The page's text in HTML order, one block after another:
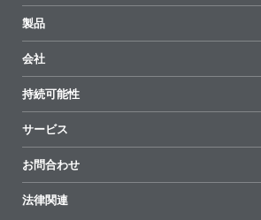
製品
全製品
ハイライト
会社
ニュース
拠点と販売代理店
展示会 & イベント
経営陣
持続可能性
持続可能な製品
サクセスストーリー
EcoVadis
サービス
配合の出発点
論文記事
お問合わせ
法律関連